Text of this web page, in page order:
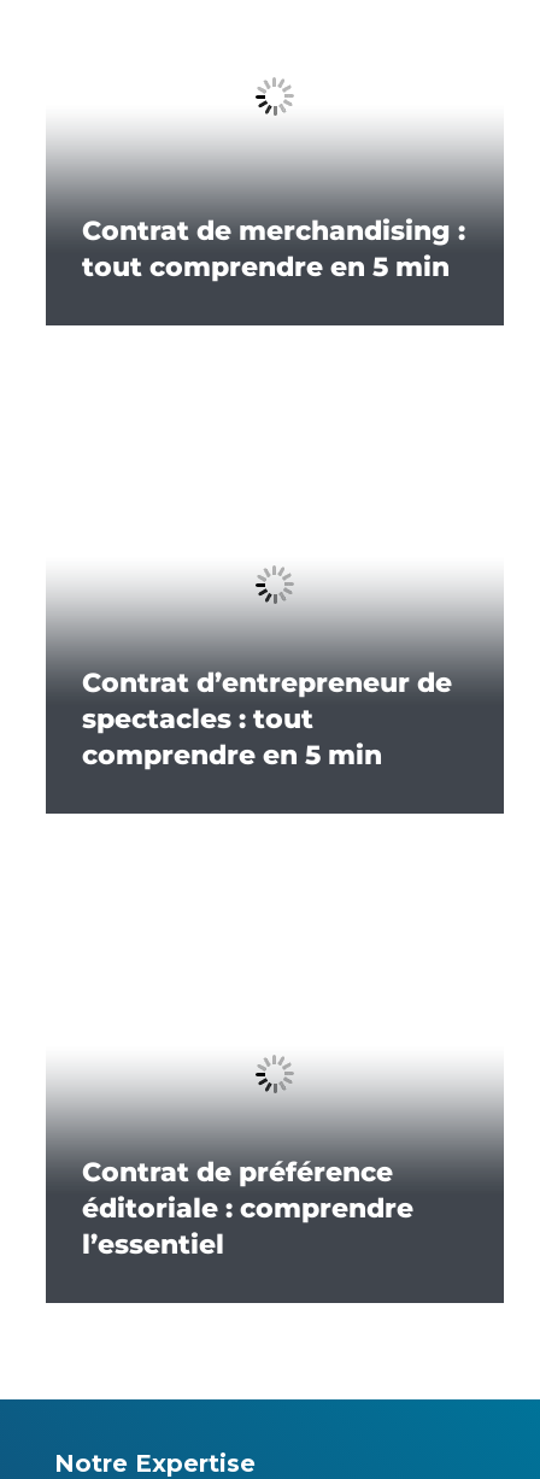
Contrat de merchandising :
tout comprendre en 5 min
Contrat d’entrepreneur de
spectacles : tout
comprendre en 5 min
Contrat de préférence
éditoriale : comprendre
l’essentiel
Notre Expertise